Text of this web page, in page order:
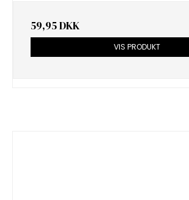
59,95 DKK
VIS PRODUKT